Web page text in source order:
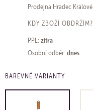
Prodejna Hradec Králové
KDY ZBOŽÍ OBDRŽÍM?
PPL: zítra
Osobní odběr: dnes
BAREVNÉ VARIANTY